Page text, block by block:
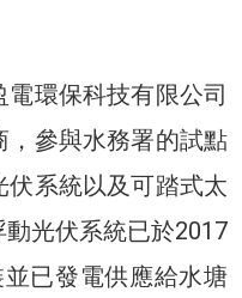
環保科技有限公司
參與水務署的試點
系統以及可踏式太
光伏系統已於2017
已發電供應給水塘